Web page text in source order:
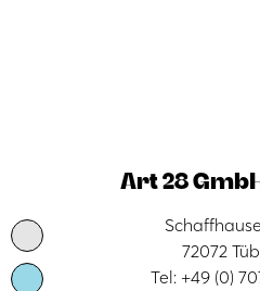
Art 28
72072
Tel: +49 (0)